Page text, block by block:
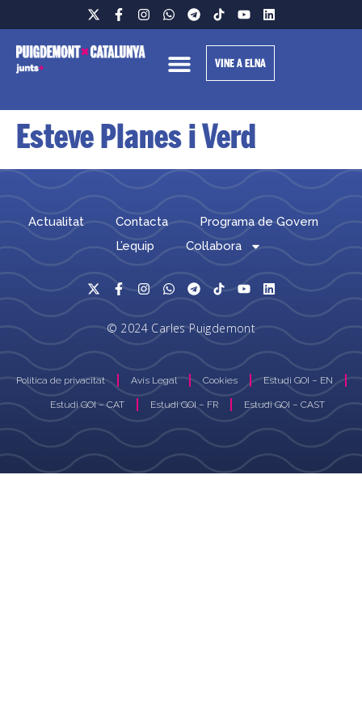
VINE A ELNA
Esteve Planes i Verd
Actualitat Contacta
Programa de Govern
L’equip
Col·labora
© 2024 Carles Puigdemont
Política de privacitat Avís Legal Cookies Estudi GOI – EN
Estudi GOI – CAT Estudi GOI – FR Estudi GOI – CAST